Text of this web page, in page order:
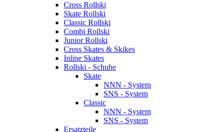
Cross Rollski
Skate Rollski
Classic Rollski
Combi Rollski
Junior Rollski
Cross Skates & Skikes
Inline Skates
Rollski - Schuhe
Skate
NNN - System
SNS - System
Classic
NNN - System
SNS - System
Ersatzteile